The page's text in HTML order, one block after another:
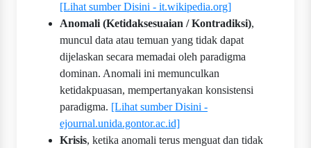
[Lihat sumber Disini - it.wikipedia.org]
Anomali (Ketidaksesuaian / Kontradiksi),
muncul data atau temuan yang tidak dapat
dijelaskan secara memadai oleh paradigma
dominan. Anomali ini memunculkan
ketidakpuasan, mempertanyakan konsistensi
paradigma. [Lihat sumber Disini -
ejournal.unida.gontor.ac.id]
Krisis, ketika anomali terus menguat dan tidak